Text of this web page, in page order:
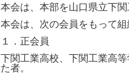
本会は、本部を山口県立下
本会は、次の会員をもって組
１．正会員
下関工業高校、下関工業高
た者。